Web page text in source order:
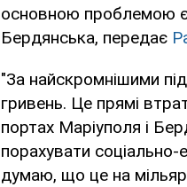
основною проблемою є
Бердянська, передає
"За найскромнішими
гривень. Це прямі
портах Маріуполя і
порахувати соціально-
думаю, що це на